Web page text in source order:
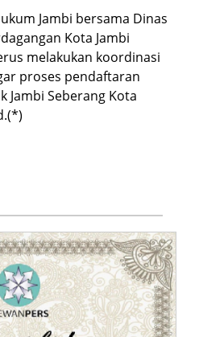
Jambi bersama Dinas
Kota Jambi
melakukan koordinasi
proses pendaftaran
Jambi Seberang Kota